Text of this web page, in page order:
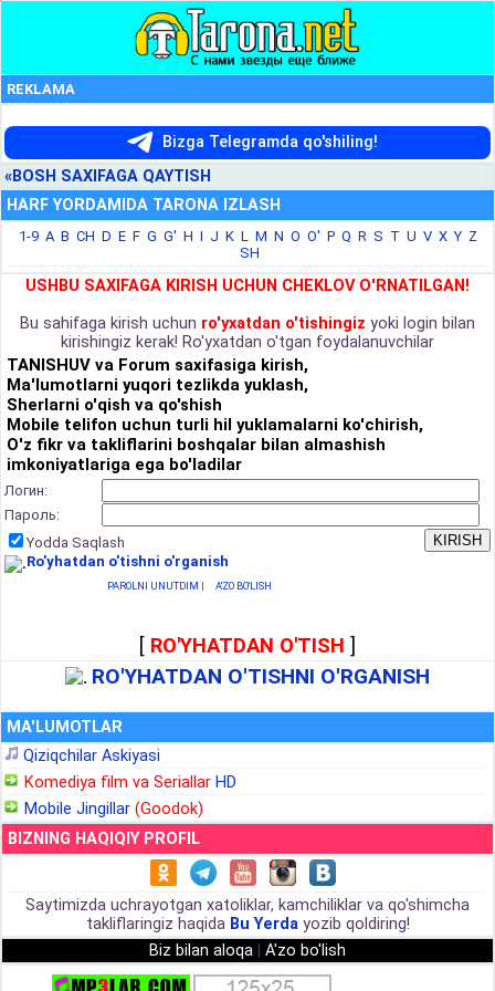
REKLAMA
Bizga Telegramda qo'shiling!
«BOSH SAXIFAGA QAYTISH
HARF YORDAMIDA TARONA IZLASH
1-9 A B CH D E F G G' H I J K L M N O O' P Q R S T U V X Y Z
SH
USHBU SAXIFAGA KIRISH UCHUN CHEKLOV O'RNATILGAN!
Bu sahifaga kirish uchun ro'yxatdan o'tishingiz yoki login bilan
kirishingiz kerak! Ro'yxatdan o'tgan foydalanuvchilar
TANISHUV va Forum saxifasiga kirish,
Ma'lumotlarni yuqori tezlikda yuklash,
Sherlarni o'qish va qo'shish
Mobile telifon uchun turli hil yuklamalarni ko'chirish,
O'z fikr va takliflarini boshqalar bilan almashish
imkoniyatlariga ega bo'ladilar
Логин:
Пароль:
Yodda Saqlash
Ro'yhatdan o'tishni o'rganish
PAROLNI UNUTDIM | A'ZO BO'LISH
[ RO'YHATDAN O'TISH ]
RO'YHATDAN O'TISHNI O'RGANISH
MA'LUMOTLAR
Qiziqchilar Askiyasi
Komediya film va Seriallar HD
Mobile Jingillar (Goodok)
BIZNING HAQIQIY PROFIL
Saytimizda uchrayotgan xatoliklar, kamchiliklar va qo'shimcha
takliflaringiz haqida Bu Yerdayozib qoldiring!
Biz bilan aloqa
A'zo bo'lish